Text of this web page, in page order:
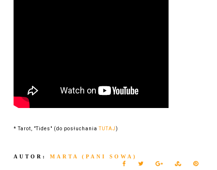
* Tarot, "Tides" (do posłuchania TUTAJ )
AUTOR:MARTA (PANI SOWA)